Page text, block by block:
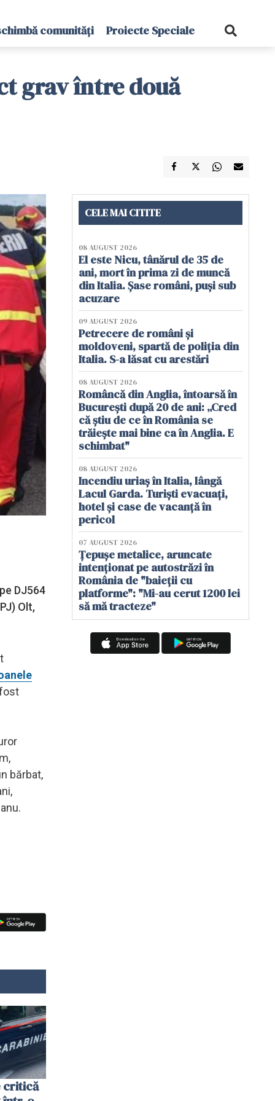
comunități Proiecte Speciale
grav între două
DJ564
Olt,
bărbat,
critică
CELE MAI CITITE
08 AUGUST 2026
El este Nicu, tânărul de 35 de
ani, mort în prima zi de muncă
din Italia. Șase români, puși sub
acuzare
09 AUGUST 2026
Petrecere de români și
moldoveni, spartă de poliția din
Italia. S-a lăsat cu arestări
08 AUGUST 2026
Româncă din Anglia, întoarsă în
București după 20 de ani: „Cred
că știu de ce în România se
trăiește mai bine ca în Anglia. E
schimbat"
08 AUGUST 2026
Incendiu uriaș în Italia, lângă
Lacul Garda. Turiști evacuați,
hotel și case de vacanță în
pericol
07 AUGUST 2026
Țepușe metalice, aruncate
intenționat pe autostrăzi în
România de "baieții cu
platforme": "Mi-au cerut 1200 lei
să mă tracteze"